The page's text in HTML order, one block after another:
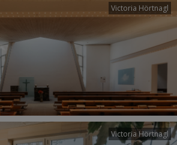
Victoria Hörtnagl
Victoria Hörtnagl